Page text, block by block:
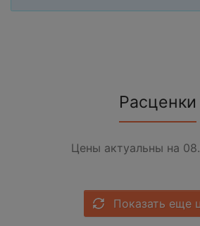
Расценки
Цены актуальны на
Показать еще